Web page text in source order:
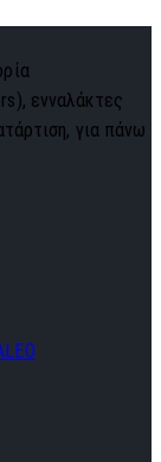
ενναλάκτες
για πάνω